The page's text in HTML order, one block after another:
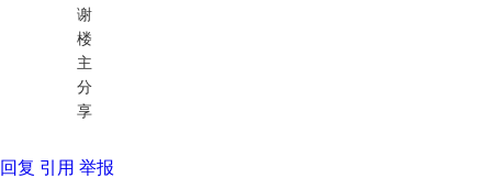
谢
楼
主
分
享
回复 引用 举报